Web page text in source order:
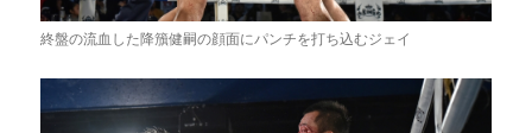
終盤の流血した降籏健嗣の顔面にパンチを打ち込むジェイ